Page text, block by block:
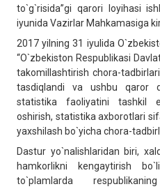
to`g`risida”gi qarori loyihasi
iyunida Vazirlar Mahkamasiga
2017 yilning 31 iyulida
“O`zbekiston Respublikasi
takomillashtirish chora-
tasdiqlandi va ushbu qaror
statistika faoliyatini tashkil
oshirish, statistika axborotlari
yaxshilash bo`yicha chora-
Dastur yo`nalishlaridan biri,
hamkorlikni kengaytirish
to`plamlarda